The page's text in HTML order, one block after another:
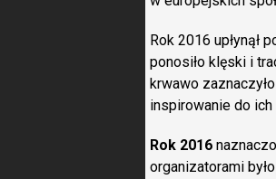
Rok 2016 upłynął
ponosiło klęski i
krwawo
inspirowanie do ich
Rok 2016
organizatorami